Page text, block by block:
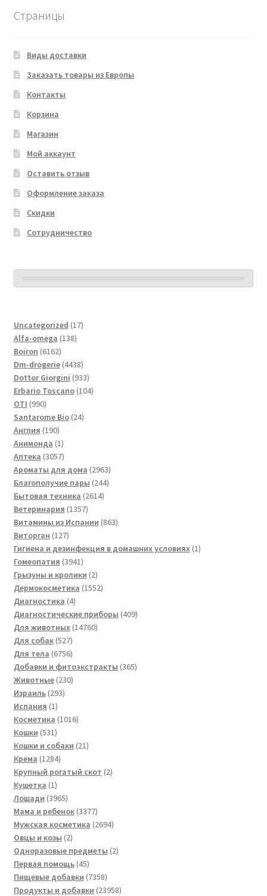
Страницы
Виды доставки
Заказать товары из Европы
Контакты
Корзина
Магазин
Мой аккаунт
Оставить отзыв
Оформление заказа
Скидки
Сотрудничество
Uncategorized 1717
Alfa-omega 138138
Boiron 61626162
товара
Dm-drogerie 44384438
товаров
Dottor Giorgini 933933
товара
Erbario Toscano 104104
OTI 990990
товаров
Santarome Bio 2424
Англия 190190
товаров
Анимонда 11
товар
Аптека 30573057
товаров
Ароматы для дома 29632963
товара
Благополучие пары 244244
Бытовая техника 26142614
Ветеринария 13571357
товаров
Витамины из Испании 863863
Виторган 127127
товаров
Гигиена и дезинфекция в домашних условиях 11
Гомеопатия 39413941
товар
Грызуны и кролики 22
товара
Дермокосметика 15521552
Диагностика 44
товара
Диагностические приборы 409409
Для животных 1476014760
Для собак 527527
товаров
Для тела 67566756
товаров
Добавки и фитоэкстракты 365365
Животные 230230
Израиль 293293
Испания 11
товар
Косметика 10161016
Кошки 531531
товар
Кошки и собаки 2121
Крема 12841284
товара
Крупный рогатый скот 22
Кушетка 11
товар
Лошади 39653965
товаров
Мама и ребенок 33773377
товаров
Мужская косметика 26942694
Овцы и козы 22
товара
Одноразовые предметы 22
Первая помощь 4545
товаров
Пищевые добавки 73587358
товаров
Продукты и добавки 2395823958